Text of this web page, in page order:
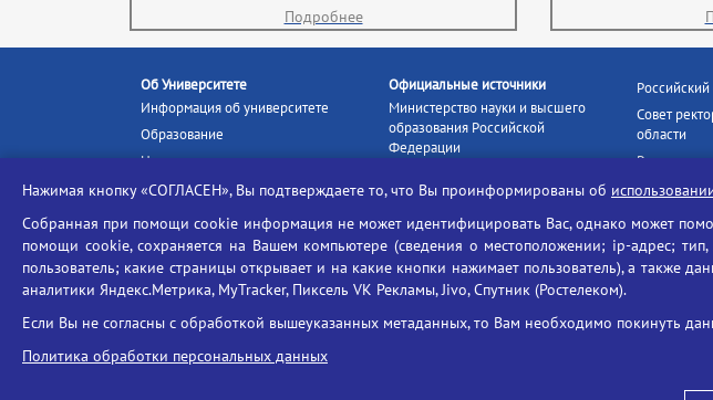
Подробнее
Об Университете
Информация об университете
Образование
Наука и инновации
Абитуриенту
Ассоциация выпускников
Центр тестирования
иностранных граждан
Конкурс на замещение
должностей научно-
педагогических работников
Официальные источники
Министерство науки и высшего
образования Российской
Федерации
Портал «Российское
образование»
Единое окно информационных
ресурсов
Единая коллекция цифровых
образовательных ресурсов
Совет
области
Росстудцентр
Наши
Портал
Единый
Нажимая кнопку «СОГЛАСЕН», Вы подтверждаете то, что Вы проинформированы об
Собранная при помощи cookie информация не может идентифицировать Вас, однако может
помощи cookie, сохраняется на Вашем компьютере (сведения о местоположении; ip-адрес;
пользователь; какие страницы открывает и на какие кнопки нажимает пользователь), а также
аналитики Яндекс.Метрика, MyTracker, Пиксель VK Рекламы, Jivo, Спутник (Ростелеком).
Если Вы не согласны с обработкой вышеуказанных метаданных, то Вам необходимо покинуть
Политика обработки персональных данных